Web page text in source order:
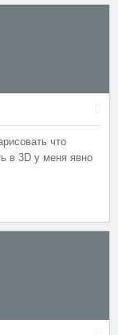
что
в 3D у меня явно